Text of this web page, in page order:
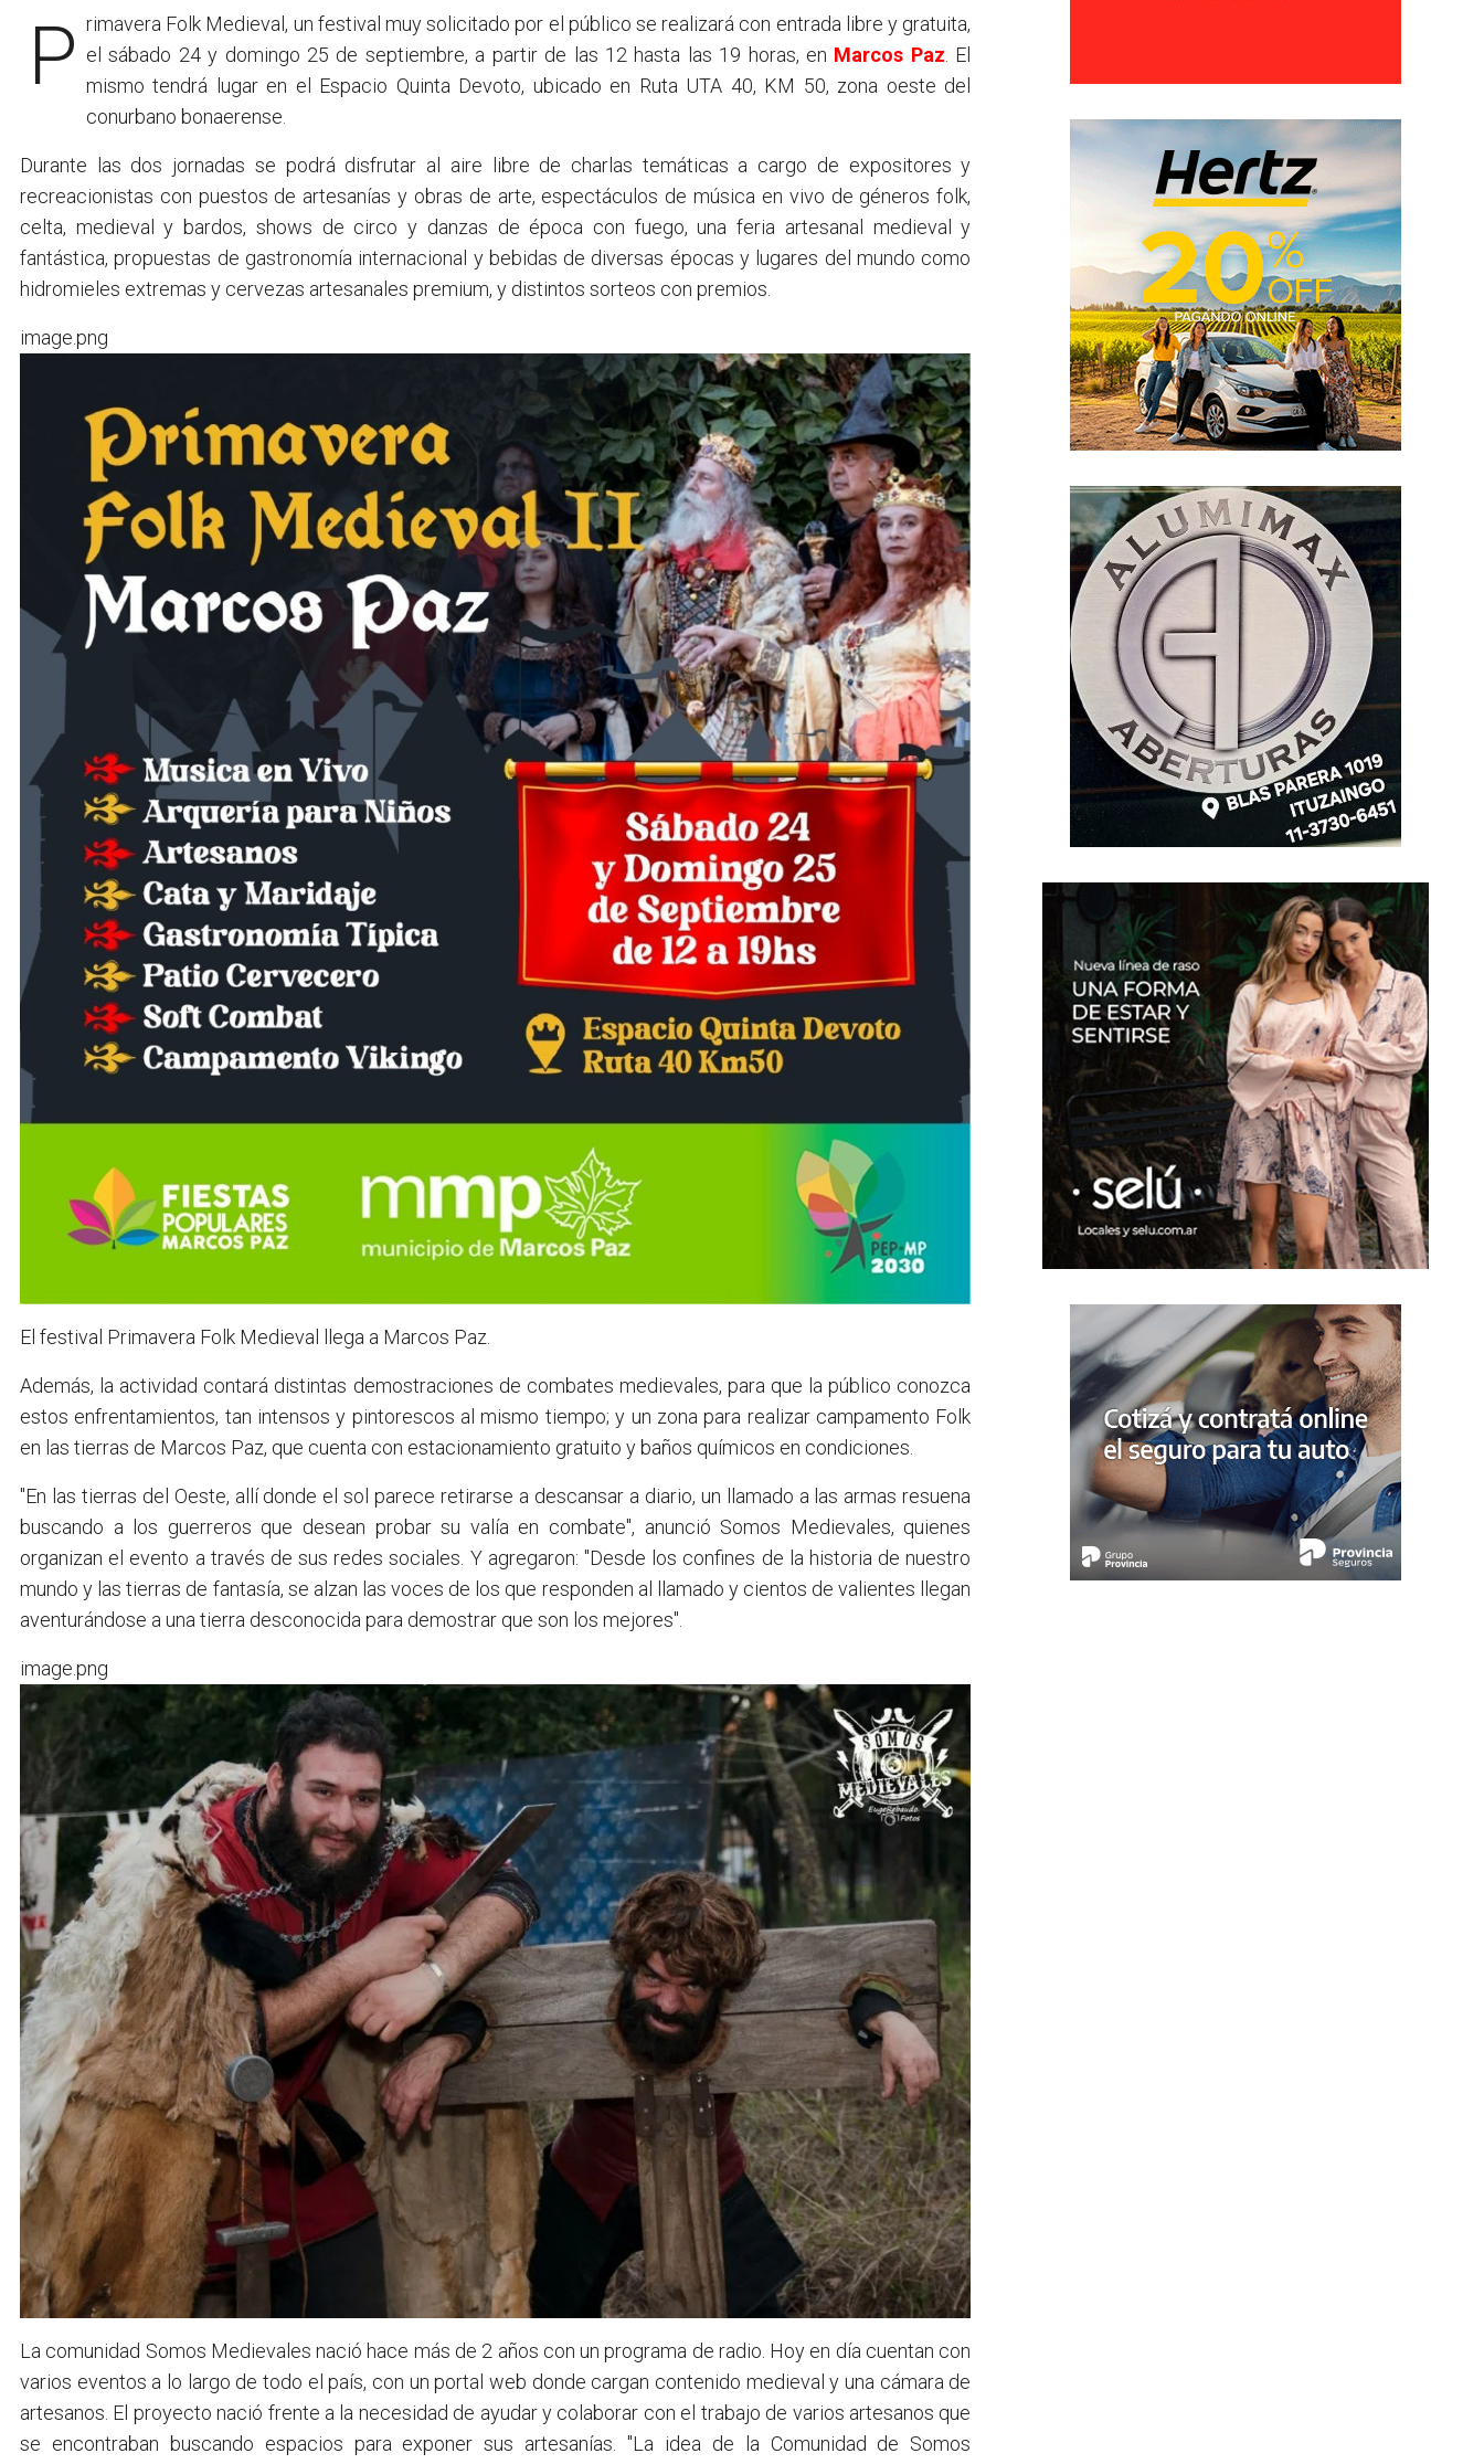
Primavera Folk Medieval, un festival muy solicitado por el público se realizará con entrada libre y gratuita, el sábado 24 y domingo 25 de septiembre, a partir de las 12 hasta las 19 horas, en Marcos Paz . El
mismo tendrá lugar en el Espacio Quinta Devoto, ubicado en Ruta UTA 40, KM 50, zona oeste del
conurbano bonaerense.
Durante las dos jornadas se podrá disfrutar al aire libre de charlas temáticas a cargo de expositores y
recreacionistas con puestos de artesanías y obras de arte, espectáculos de música en vivo de géneros folk,
celta, medieval y bardos, shows de circo y danzas de época con fuego, una feria artesanal medieval y
fantástica, propuestas de gastronomía internacional y bebidas de diversas épocas y lugares del mundo como
hidromieles extremas y cervezas artesanales premium, y distintos sorteos con premios.
image.png
El festival Primavera Folk Medieval llega a Marcos Paz.
Además, la actividad contará distintas demostraciones de combates medievales, para que la público conozca
estos enfrentamientos, tan intensos y pintorescos al mismo tiempo; y un zona para realizar campamento Folk
en las tierras de Marcos Paz, que cuenta con estacionamiento gratuito y baños químicos en condiciones.
"En las tierras del Oeste, allí donde el sol parece retirarse a descansar a diario, un llamado a las armas resuena
buscando a los guerreros que desean probar su valía en combate", anunció Somos Medievales, quienes
organizan el evento a través de sus redes sociales. Y agregaron: "Desde los confines de la historia de nuestro
mundo y las tierras de fantasía, se alzan las voces de los que responden al llamado y cientos de valientes llegan
aventurándose a una tierra desconocida para demostrar que son los mejores".
image.png
La comunidad Somos Medievales nació hace más de 2 años con un programa de radio. Hoy en día cuentan con
varios eventos a lo largo de todo el país, con un portal web donde cargan contenido medieval y una cámara de
artesanos. El proyecto nació frente a la necesidad de ayudar y colaborar con el trabajo de varios artesanos que
se encontraban buscando espacios para exponer sus artesanías. "La idea de la Comunidad de Somos